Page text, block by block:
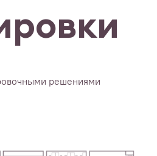
решениями